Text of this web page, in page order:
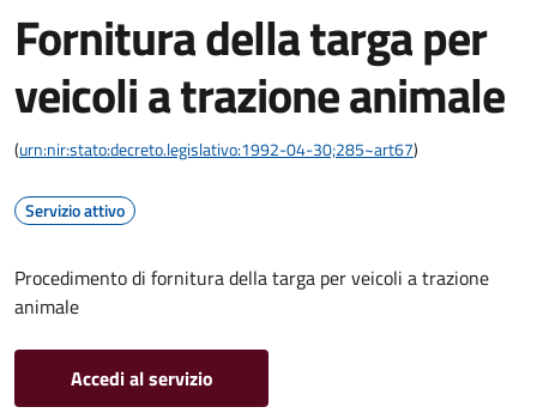
Fornitura della targa per
veicoli a trazione animale
(urn:nir:stato:decreto.legislativo:1992-04-30;285~art67)
Servizio attivo
Procedimento di fornitura della targa per veicoli a trazione
animale
Accedi al servizio